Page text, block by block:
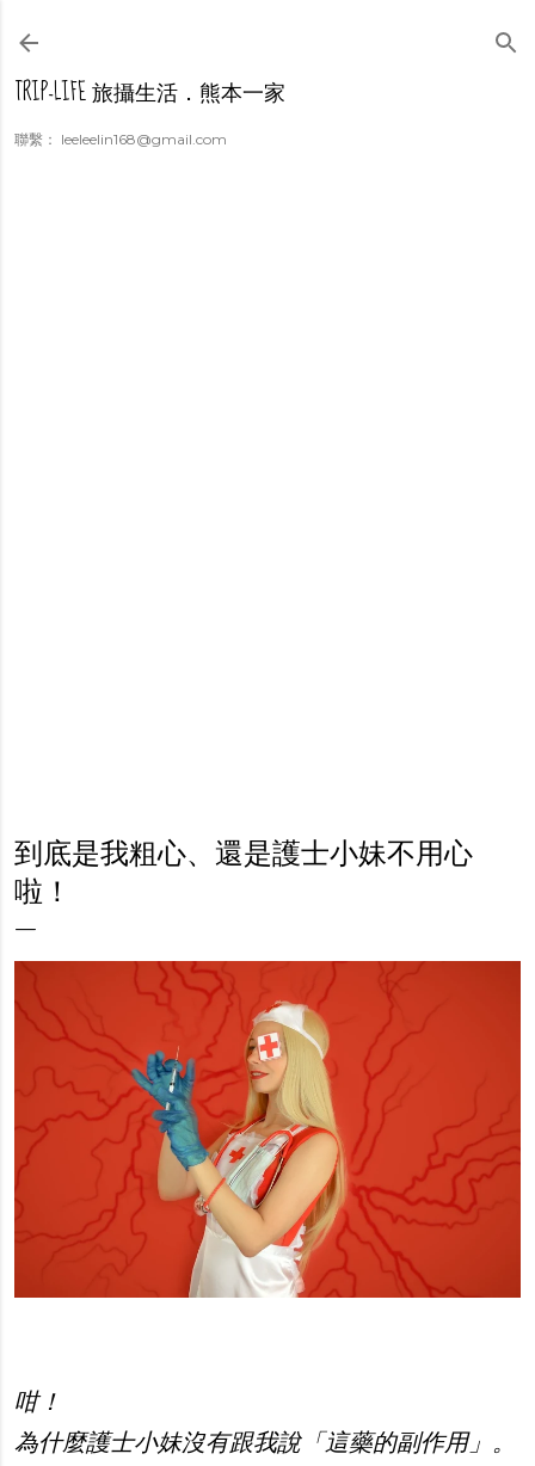
TRIP-LIFE 旅攝生活．熊本一家
聯繫： leeleelin168@gmail.com
到底是我粗心、還是護士小妹不用心
啦！
咁！
為什麼護士小妹沒有跟我說「這藥的副作用」。